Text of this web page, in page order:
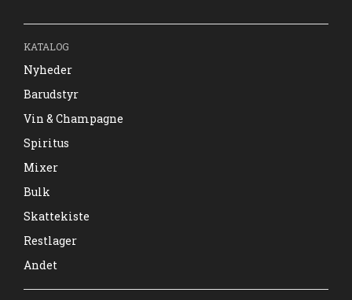
KATALOG
Nyheder
Barudstyr
Vin & Champagne
Spiritus
Mixer
Bulk
Skattekiste
Restlager
Andet